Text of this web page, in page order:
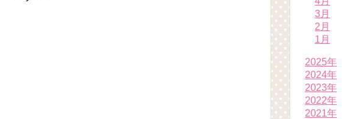
ム秘書がなぜそうか」出演で話題 Big News TV
3月
2月
1月
2025年
2024年
2023年
2022年
2021年